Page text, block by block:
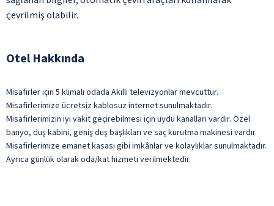
çevrilmiş olabilir.
Otel Hakkında
Misafirler için 5 klimalı odada Akıllı televizyonlar mevcuttur.
Misafirlerimize ücretsiz kablosuz internet sunulmaktadır.
Misafirlerimizin iyi vakit geçirebilmesi için uydu kanalları vardır. Özel
banyo, duş kabini, geniş duş başlıkları ve saç kurutma makinesi vardır.
Misafirlerimize emanet kasası gibi imkânlar ve kolaylıklar sunulmaktadır.
Ayrıca günlük olarak oda/kat hizmeti verilmektedir.